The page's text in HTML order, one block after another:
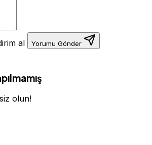
al Yorumu Gönder
olun!